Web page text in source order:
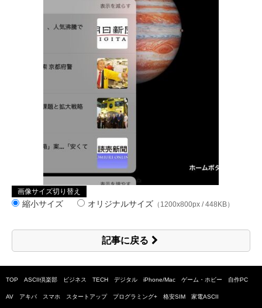
画像サイズ切り替え
縮小サイズ オリジナルサイズ （1200x800px / 448KB）
記事に戻る
TOP ASCII倶楽部 ビジネス TECH デジタル iPhone/Mac ゲーム・ホビー 自作PC
AV アキバ スマホ スタートアップ プログラミング+ 格安SIM 家電ASCII